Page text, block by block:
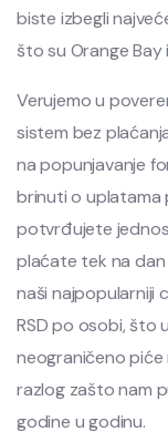
biste izbegli
što su Orange Bay
Verujemo u
sistem bez
na popunjavanje
brinuti o uplatama
potvrđujete
plaćate tek na dan
naši najpopularniji
RSD po osobi, što
neograničeno
razlog zašto nam
godine u godinu.